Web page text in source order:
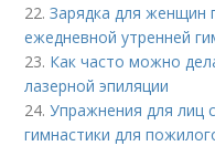
22.Зарядка для женщин
ежедневной утренней
23. Как часто можно
лазерной эпиляции
24.Упражнения для лиц
гимнастики для